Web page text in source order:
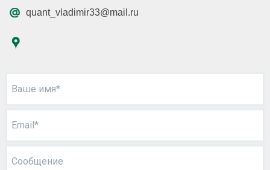
quant_vladimir33@mail.ru
Ваше имя*
Email*
Сообщение